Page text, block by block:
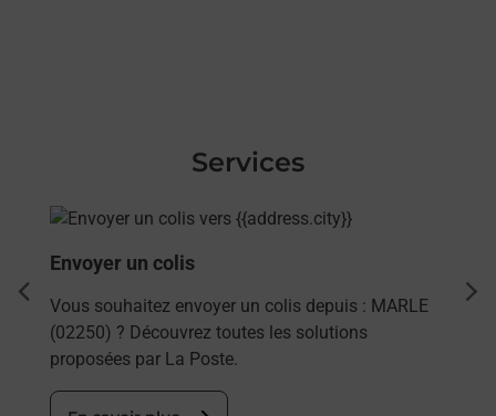
Services
En savoir plus
Envoyer un colis
Vous souhaitez envoyer un colis depuis : MARLE
(02250) ? Découvrez toutes les solutions
proposées par La Poste.